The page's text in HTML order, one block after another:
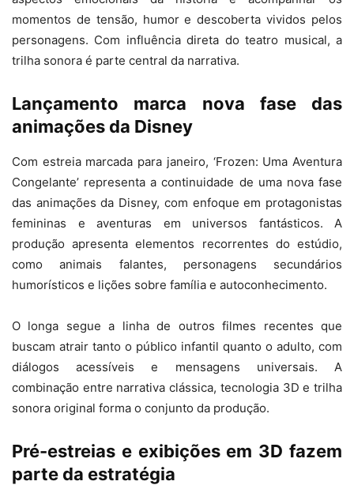
momentos de tensão, humor e descoberta vividos pelos
personagens. Com influência direta do teatro musical, a
trilha sonora é parte central da narrativa.
Lançamento marca nova fase das
animações da Disney
Com estreia marcada para janeiro, ‘Frozen: Uma Aventura
Congelante’ representa a continuidade de uma nova fase
das animações da Disney, com enfoque em protagonistas
femininas e aventuras em universos fantásticos. A
produção apresenta elementos recorrentes do estúdio,
como animais falantes, personagens secundários
humorísticos e lições sobre família e autoconhecimento.
O longa segue a linha de outros filmes recentes que
buscam atrair tanto o público infantil quanto o adulto, com
diálogos acessíveis e mensagens universais. A
combinação entre narrativa clássica, tecnologia 3D e trilha
sonora original forma o conjunto da produção.
Pré-estreias e exibições em 3D fazem
parte da estratégia